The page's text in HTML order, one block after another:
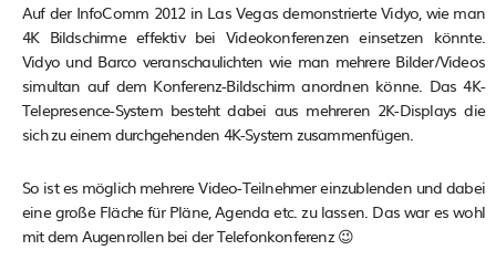
Auf der InfoComm 2012 in Las Vegas demonstrierte Vidyo, wie man
4K Bildschirme effektiv bei Videokonferenzen einsetzen könnte.
Vidyo und Barco veranschaulichten wie man mehrere Bilder/Videos
simultan auf dem Konferenz-Bildschirm anordnen könne. Das 4K-
Telepresence-System besteht dabei aus mehreren 2K-Displays die
sich zu einem durchgehenden 4K-System zusammenfügen.
So ist es möglich mehrere Video-Teilnehmer einzublenden und dabei
eine große Fläche für Pläne, Agenda etc. zu lassen. Das war es wohl
mit dem Augenrollen bei der Telefonkonferenz 😉